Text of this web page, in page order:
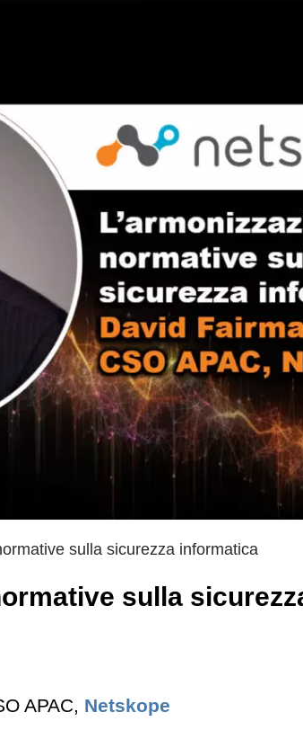
sulla sicurezza informatica
sulla
APAC, Netskope